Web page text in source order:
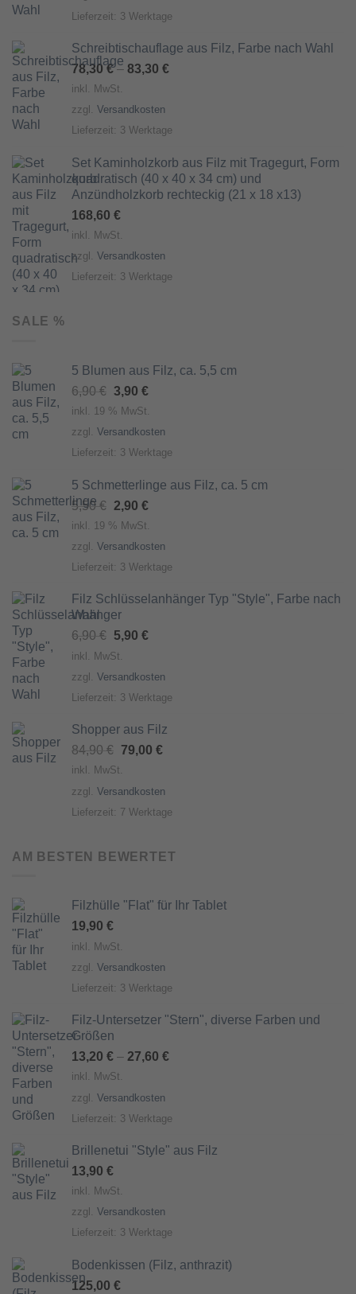
Lieferzeit: 3 Werktage
Schreibtischauflage aus Filz, Farbe nach Wahl
78,30€– 83,30 €
inkl. MwSt.
zzgl. Versandkosten
Lieferzeit: 3 Werktage
Set Kaminholzkorb aus Filz mit Tragegurt, Form
quadratisch (40 x 40 x 34 cm) und
Anzündholzkorb rechteckig (21 x 18 x13)
168,60 €
inkl. MwSt.
zzgl. Versandkosten
Lieferzeit: 3 Werktage
SALE %
5 Blumen aus Filz, ca. 5,5 cm
6,90 € Ursprünglicher
Preis
3,90 €Aktueller
inkl. 19 % MwSt.
zzgl. Versandkosten
Lieferzeit: 3 Werktage
5 Schmetterlinge aus Filz, ca. 5 cm
5,50 €
Ursprünglicher
Preis
2,90 €Aktueller
inkl. 19 % MwSt.
zzgl. Versandkosten
Lieferzeit: 3 Werktage
Filz Schlüsselanhänger Typ "Style", Farbe nach
Wahl
6,90 €
Ursprünglicher
Preis
6,90 €
5,90 €Aktueller
5,90 €.
inkl. MwSt.
zzgl. Versandkosten
Lieferzeit: 3 Werktage
Shopper aus Filz
84,90 €
Ursprünglicher
84,90 €
79,00 €Aktueller
79,00 €.
inkl. MwSt.
zzgl. Versandkosten
Lieferzeit: 7 Werktage
AM BESTEN BEWERTET
Filzhülle "Flat" für Ihr Tablet
19,90 €
inkl. MwSt.
zzgl. Versandkosten
Lieferzeit: 3 Werktage
Filz-Untersetzer "Stern", diverse Farben und
Größen
13,20 € – 27,60 €
inkl. MwSt.
zzgl. Versandkosten
Lieferzeit: 3 Werktage
Brillenetui "Style" aus Filz
13,90 €
inkl. MwSt.
zzgl. Versandkosten
Lieferzeit: 3 Werktage
Bodenkissen (Filz, anthrazit)
125,00 €